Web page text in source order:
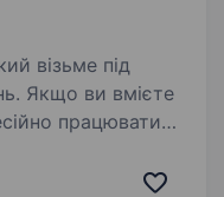
Якщо ви вмієте
працювати